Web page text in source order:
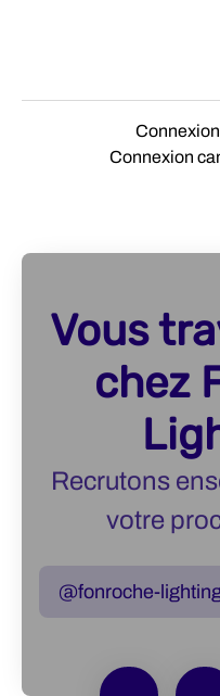
Connexion
Vous
chez
Recrutons
votre
@fonroche-